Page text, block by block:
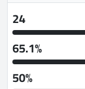
24
65.1%
50%